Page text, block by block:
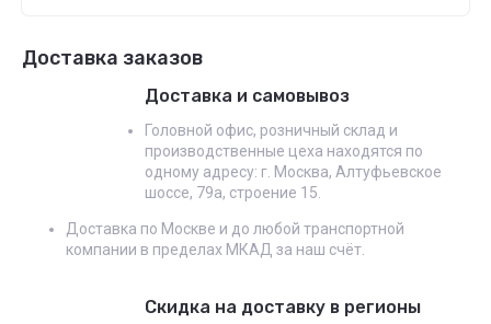
Доставка заказов
Доставка и самовывоз
Головной офис, розничный склад и
производственные цеха находятся по
одному адресу: г. Москва, Алтуфьевское
шоссе, 79а, строение 15.
Доставка по Москве и до любой транспортной
компании в пределах МКАД за наш счёт.
Скидка на доставку в регионы